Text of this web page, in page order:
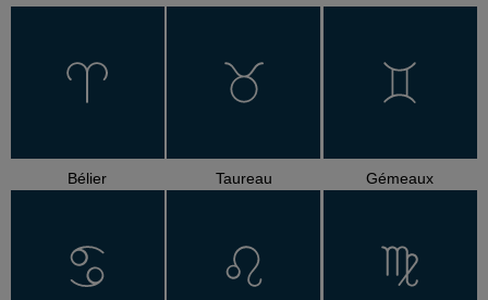
Bélier Taureau Gémeaux